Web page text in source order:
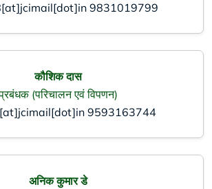
9831019799
कौशिक दास
(परिचालन एवं विपणन)
9593163744
अनिक कुमार डे